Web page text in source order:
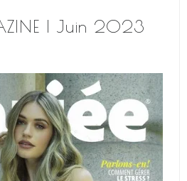
| Juin 2023